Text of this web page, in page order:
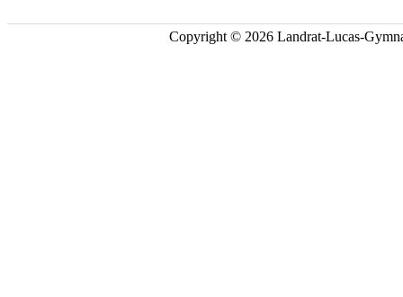
Copyright © 2026 Landrat-Lucas-